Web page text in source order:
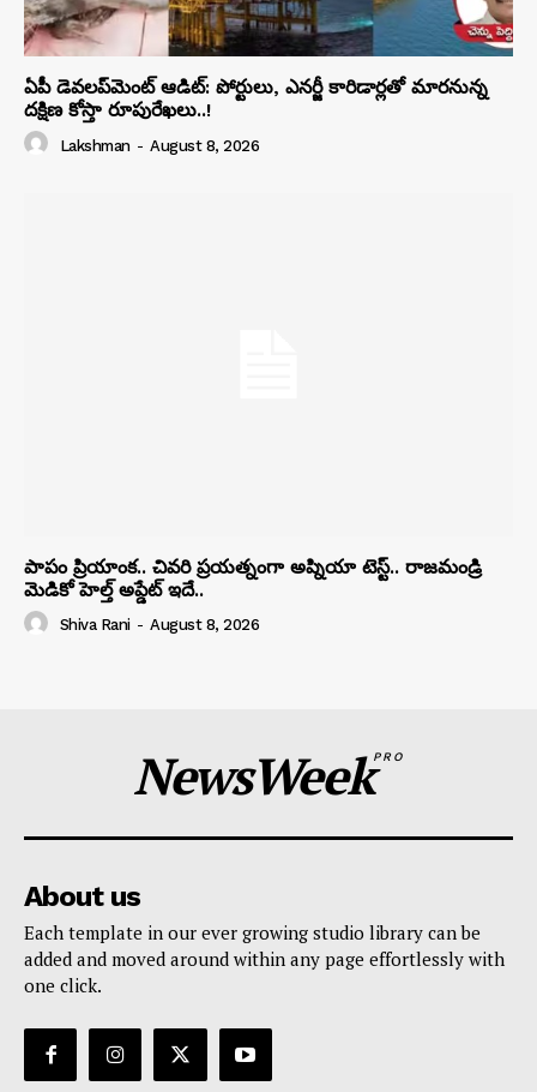
ఏపీ డెవలప్‌మెంట్ ఆడిట్: పోర్టులు, ఎనర్జీ కారిడార్లతో మారనున్న
దక్షిణ కోస్తా రూపురేఖలు..!
Lakshman - August 8, 2026
పాపం ప్రియాంక.. చివరి ప్రయత్నంగా అప్నియా టెస్ట్.. రాజమండ్రి
మెడికో హెల్త్ అప్డేట్ ఇదే..
Shiva Rani - August 8, 2026
NewsWeekPRO
About us
Each template in our ever growing studio library can be
added and moved around within any page effortlessly with
one click.